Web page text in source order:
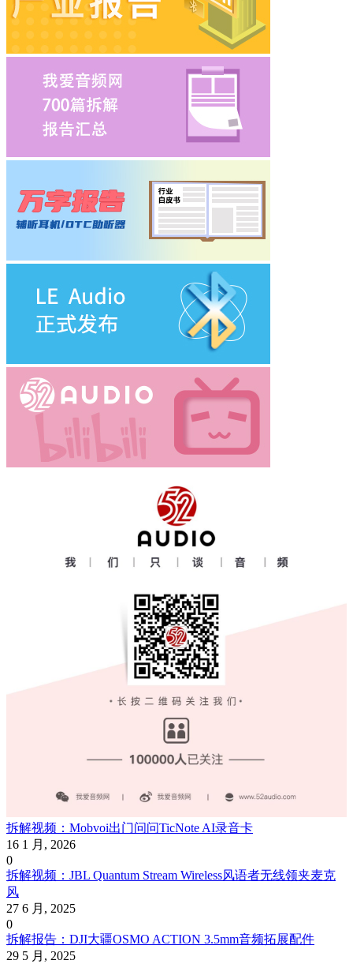
拆解视频：Mobvoi出门问问TicNote AI录音卡
16 1 月, 2026
0
拆解视频：JBL Quantum Stream Wireless风语者无线领夹麦克
风
27 6 月, 2025
0
拆解报告：DJI大疆OSMO ACTION 3.5mm音频拓展配件
29 5 月, 2025